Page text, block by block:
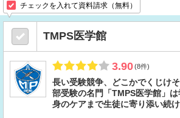
チェックを入れて資料請求（無料）
TMPS医学館
3.90(8件)
長い受験競争、どこかでくじけ
部受験の名門「TMPS医学館」
身のケアまで生徒に寄り添い続け